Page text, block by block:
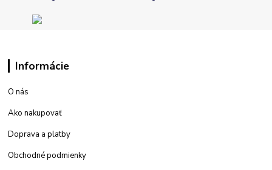
Informácie
O nás
Ako nakupovať
Doprava a platby
Obchodné podmienky